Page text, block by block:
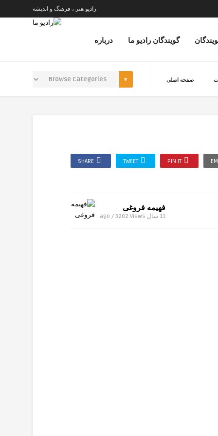
رادیو هنر ، فرهنگ و اندیشه
درباره گویندگان رادیو ما
صفحه اصلی
SHARE TWEET PIN IT
فهیمه فروغی
11 سال ago / 3202 Views